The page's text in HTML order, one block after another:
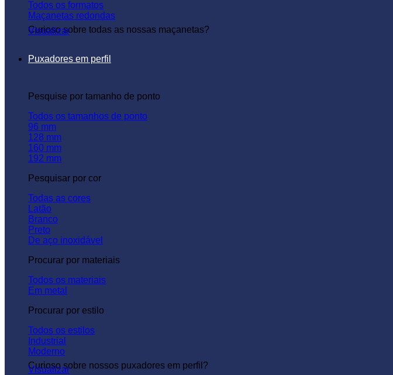
Todos os formatos
Maçanetas redondas
Curioso sobre todas as nossas maçanetas?
Visualizar
Puxadores em perfil
Pesquise por tamanho de ponto
Todos os tamanhos de ponto
96 mm
128 mm
160 mm
192 mm
Pesquisar por cor
Todas as cores
Latão
Branco
Preto
De aço inoxidável
Procurar por materiais
Todos os materiais
Em metal
Procurar por estilo
Todos os estilos
Industrial
Moderno
Curioso sobre nossos puxadores em perfil?
Visualizar